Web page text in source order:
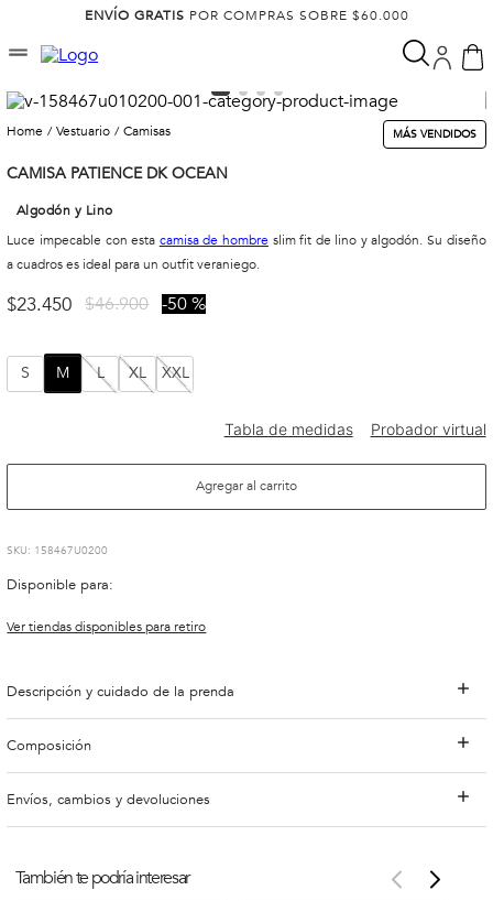
ENVÍO GRATIS POR COMPRAS SOBRE $60.000
vestuario camisas MÁS VENDIDOS
CAMISA PATIENCE DK OCEAN
Algodón y Lino
Luce impecable con esta camisa de hombre slim fit de lino y algodón. Su diseño
a cuadros es ideal para un outfit veraniego.
$23.450 $46.900 50 %
S M L XL XXL
Agregar al carrito
: 158467U0200
Disponible para:
Ver tiendas disponibles para retiro
Descripción y cuidado de la prenda
Composición
Envíos, cambios y devoluciones
También te podría interesar